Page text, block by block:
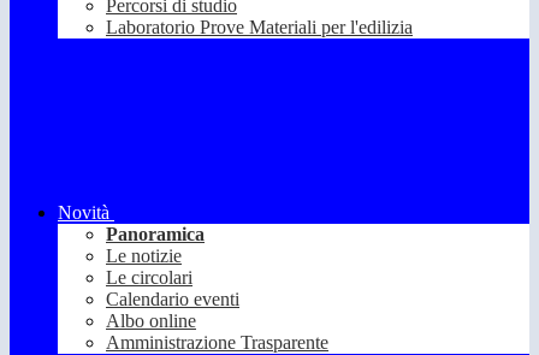
Percorsi di studio
Laboratorio Prove Materiali per l'edilizia
Novità
Panoramica
Le notizie
Le circolari
Calendario eventi
Albo online
Amministrazione Trasparente